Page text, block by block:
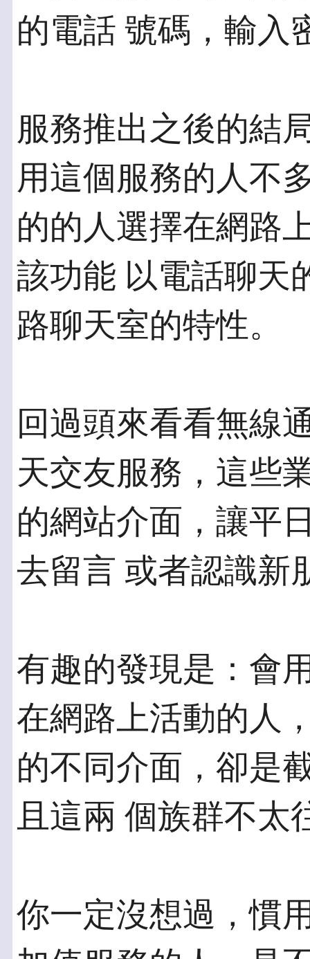
的電話 號碼，輸入
服務推出之後的結
用這個服務的人不
的的人選擇在網路
該功能 以電話聊天
路聊天室的特性。
回過頭來看看無線
天交友服務，這些
的網站介面，讓平
去留言 或者認識新
有趣的發現是：會
在網路上活動的人
的不同介面，卻是
且這兩 個族群不太
你一定沒想過，慣